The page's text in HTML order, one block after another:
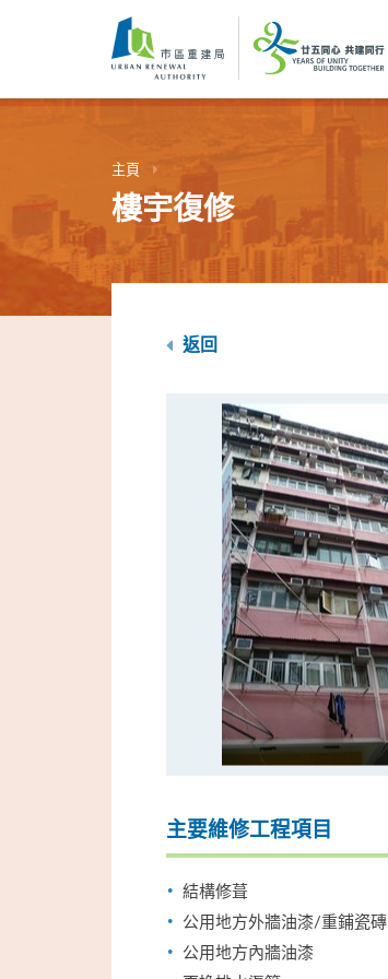
內
主頁
樓宇復修
返回
主要維修工程項目
結構修葺
公用地方外牆油漆/重鋪瓷磚
公用地方內牆油漆